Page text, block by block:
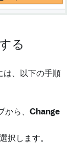
る
は、以下の手順
から、 Change
択します。